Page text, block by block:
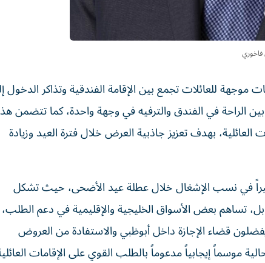
للعائلات تجمع بين الإقامة الفندقية وتذاكر الدخول
الراحة في الفندق والترفيه في وجهة واحدة، كما تتضمن
بهدف تعزيز جاذبية العرض خلال فترة العيد وزيادة
في نسب الإشغال خلال عطلة عيد الأضحى، حيث تشكل
تساهم بعض الأسواق الخليجية والإقليمية في دعم الطلب،
يفضلون قضاء الإجازة داخل أبوظبي والاستفادة من العروض
موسماً إيجابياً مدعوماً بالطلب القوي على الإقامات